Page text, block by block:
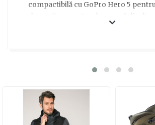
compactibilă cu GoPro Hero 5
subacvatice spectaculoase, o folie de
un ham pentru piept cu surub pivot
Indiferent dacă ești un pasionat de
vrei să surprinzi cele mai tari trucuri de
pachet complet de accesorii este